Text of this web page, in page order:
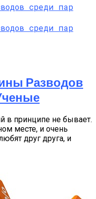
Разводов
в принципе не бывает.
месте, и очень
друг друга, и